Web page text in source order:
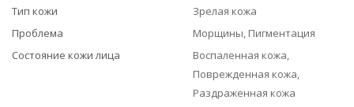
Тип кожи
Зрелая кожа
Проблема
Морщины, Пигментация
Состояние кожи лица
Воспаленная кожа,
Поврежденная кожа,
Раздраженная кожа